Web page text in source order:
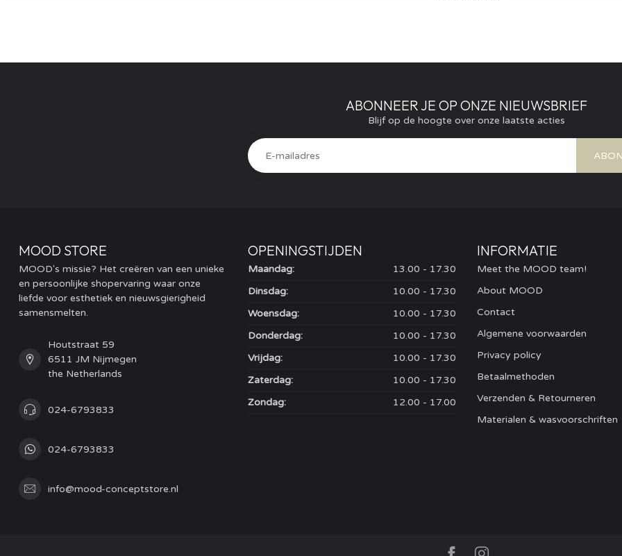
ABONNEER JE OP ONZE NIEUWSBRIEF
Blijf op de hoogte over onze laatste acties
MOOD STORE
MOOD's missie? Het creëren van een unieke
en persoonlijke shopervaring waar onze
liefde voor esthetiek en nieuwsgierigheid
samensmelten.
Houtstraat 59
6511 JM Nijmegen
the Netherlands
024-6793833
024-6793833
info@mood-conceptstore.nl
OPENINGSTIJDEN
Maandag:
13.00 - 17.30
Dinsdag:
10.00 - 17.30
Woensdag:
10.00 - 17.30
Donderdag:
10.00 - 17.30
Vrijdag:
10.00 - 17.30
Zaterdag:
10.00 - 17.30
Zondag:
12.00 - 17.00
INFORMATIE
Meet the MOOD team!
About MOOD
Contact
Algemene voorwaarden
Privacy policy
Betaalmethoden
Verzenden & Retourneren
Materialen & wasvoorschriften